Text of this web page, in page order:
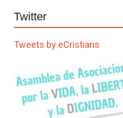
Twitter
Tweets by eCristians